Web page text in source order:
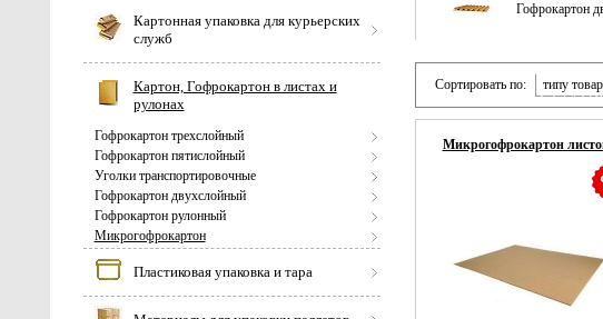
Картонная упаковка для курьерских
служб
Картон, Гофрокартон в листах и
рулонах
Гофрокартон трехслойный
Гофрокартон пятислойный
Уголки транспортировочные
Гофрокартон двухслойный
Гофрокартон рулонный
Микрогофрокартон
Пластиковая упаковка и тара
Гофрокартон
Сортировать по: типу
Микрогофрокартон